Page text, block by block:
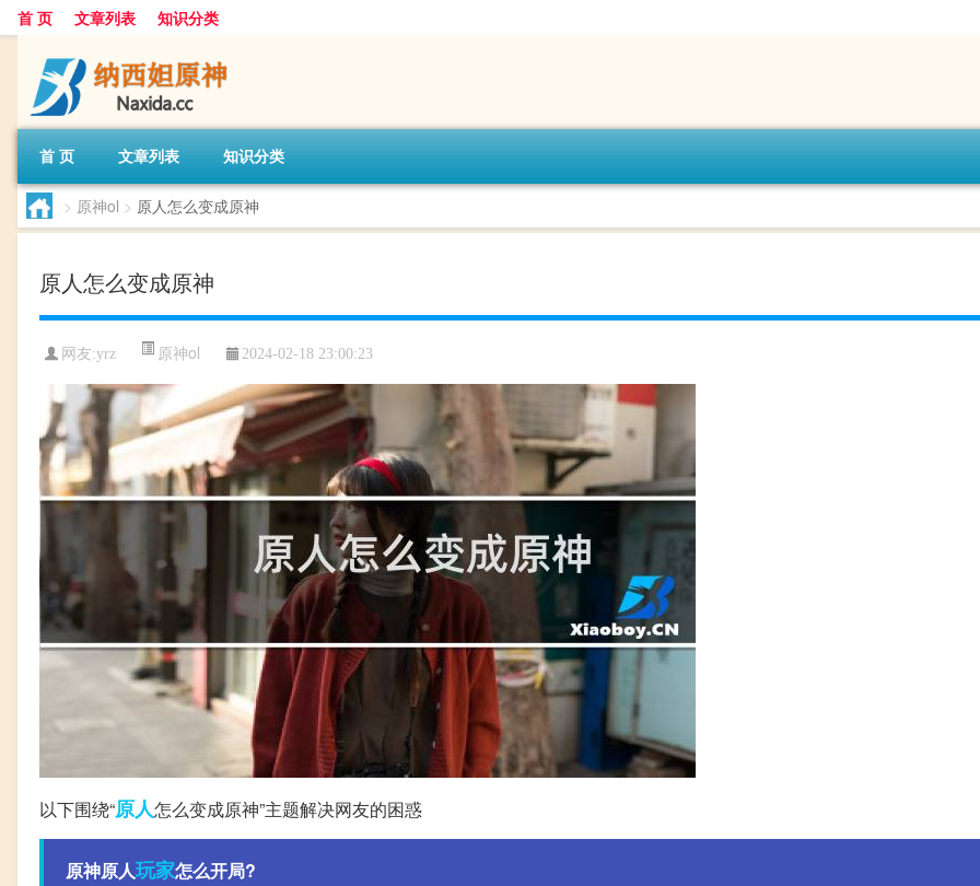
首 页 文章列表 知识分类
首 页 文章列表 知识分类
> 原神ol > 原人怎么变成原神
原人怎么变成原神
网友:yrz 原神ol 2024-02-18 23:00:23
以下围绕“原人怎么变成原神”主题解决网友的困惑
原神原人玩家怎么开局?